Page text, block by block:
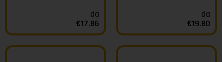
da
€17,86
da
€19,80